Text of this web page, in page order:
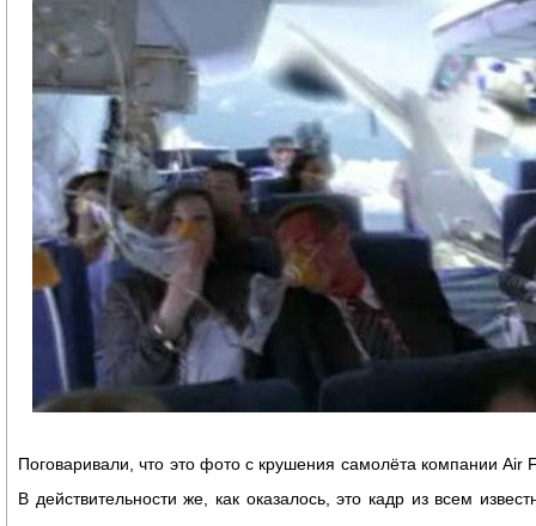
Поговаривали, что это фото с крушения самолёта компании Air
В действительности же, как оказалось, это кадр из всем